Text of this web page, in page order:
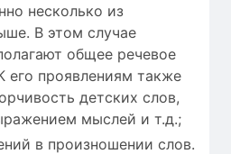
несколько из
В этом случае
общее речевое
его проявлениям также
детских слов,
мыслей и т.д.;
в произношении слов.